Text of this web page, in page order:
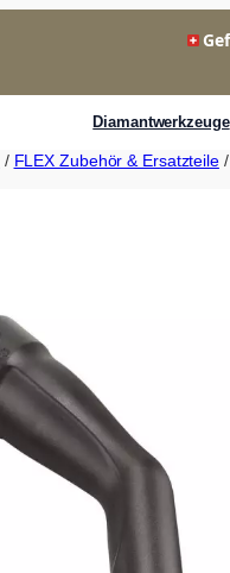
Diamantwerkzeuge
/ FLEX Zubehör & Ersatzteile/